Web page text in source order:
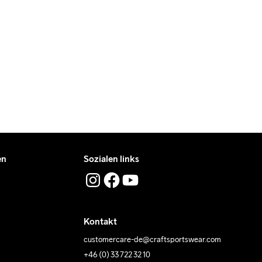
Sozialen links
Kontakt
customercare-de@craftsportswear.com
+46 (0) 33 722 32 10